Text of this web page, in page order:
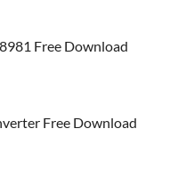
Free Download
Free Download